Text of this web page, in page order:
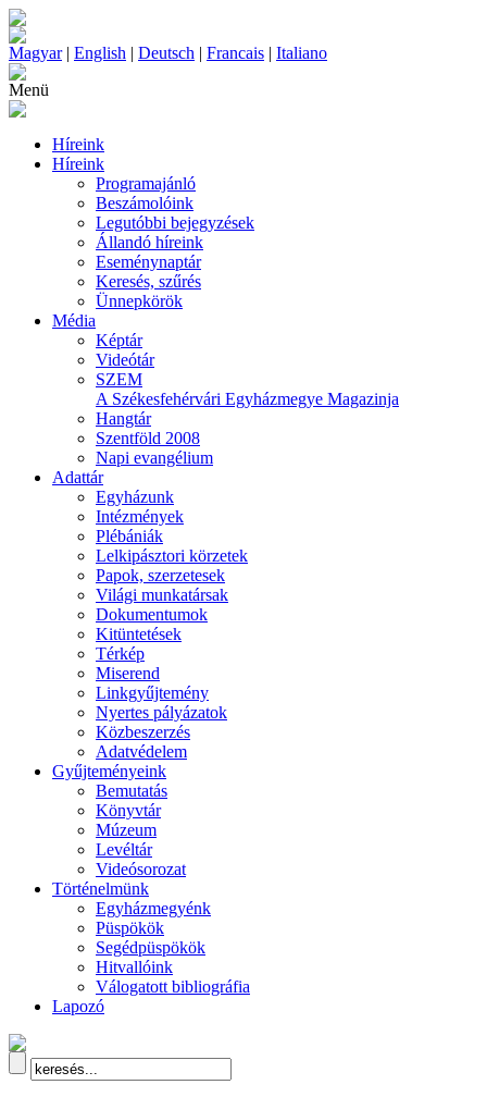
Magyar| English | Deutsch | Francais | Italiano
Menü
Híreink
Híreink
Programajánló
Beszámolóink
Legutóbbi bejegyzések
Állandó híreink
Eseménynaptár
Keresés, szűrés
Ünnepkörök
Média
Képtár
Videótár
SZEM
A Székesfehérvári Egyházmegye Magazinja
Hangtár
Szentföld 2008
Napi evangélium
Adattár
Egyházunk
Intézmények
Plébániák
Lelkipásztori körzetek
Papok, szerzetesek
Világi munkatársak
Dokumentumok
Kitüntetések
Térkép
Miserend
Linkgyűjtemény
Nyertes pályázatok
Közbeszerzés
Adatvédelem
Gyűjteményeink
Bemutatás
Könyvtár
Múzeum
Levéltár
Videósorozat
Történelmünk
Egyházmegyénk
Püspökök
Segédpüspökök
Hitvallóink
Válogatott bibliográfia
Lapozó